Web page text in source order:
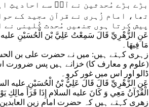
بڑے بڑے مُحدثین نے آپؑ سے احادیثِ
تھا، امام زُہری نے قرآن مجید کے
پیش کرتا ہوں جنھیں مُحدث کُلینی نے
عَنِ الزُّهْرِيِّ قَالَ سَمِعْتُ عَلِيَّ بْنَ الْحُسَيْنِ عليه
مَا فِيهَا۔
زہرى کہتے ہیں: میں نے حضرت على بن
(علوم و معارف کا) خزانے ہیں پس ضرورت
ڈالو اور اس میں غور کرو۔
عَنِ الزُّهْرِيِّ قَالَ قَالَ عَلِيُّ بْنُ الْحُسَيْنِ عليه
الْقُرْآنُ مَعِي وَ كَانَ عليه السلام إِذَا قَرَأَ مالِكِ
زھری کہتے ہیں کہ حضرت امام زین